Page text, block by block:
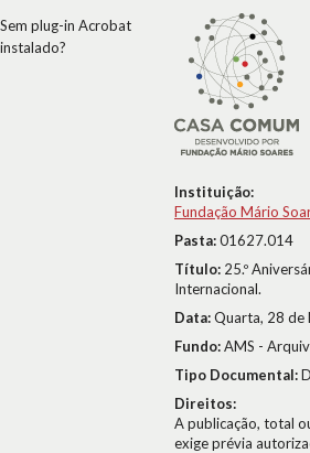
Instituição:
Fundação Mário
Pasta:01627.014
Título: 25.º
Internacional.
Data:Quarta, 28 de
Fundo:AMS -
Tipo Documental:
Direitos:
A publicação, total
exige prévia
Sem plug-in Acrobat
instalado?